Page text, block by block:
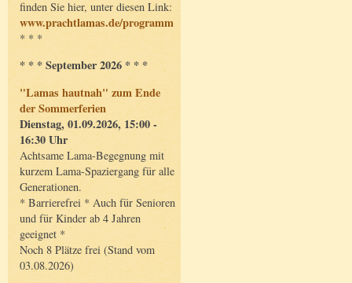
finden Sie hier, unter diesen Link:
www.prachtlamas.de/programm
* * *
* * * September 2026 * * *
"Lamas hautnah" zum Ende
der Sommerferien
Dienstag, 01.09.2026, 15:00 -
16:30 Uhr
Achtsame Lama-Begegnung mit
kurzem Lama-Spaziergang für alle
Generationen.
* Barrierefrei * Auch für Senioren
und für Kinder ab 4 Jahren
geeignet *
Noch 8 Plätze frei (Stand vom
03.08.2026)